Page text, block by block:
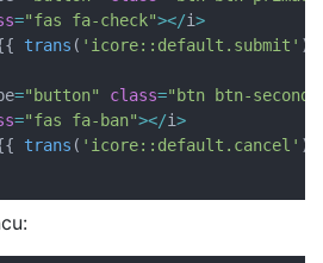
="fas fa-check"></i>
{ trans ( 'icore::default.submit' )
="button" class="btn btn-
="fas fa-ban"></i>
{ trans ( 'icore::default.cancel' )